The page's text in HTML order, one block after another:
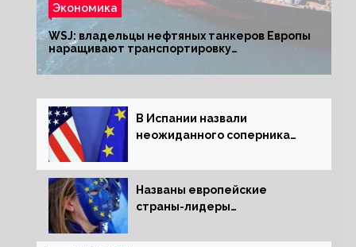
Экономика
WSJ: владельцы нефтяных танкеров Европы
наращивают транспортировку
из РФ до санкций
В Испании назвали
неожиданного соперника
Названы европейские
страны-лидеры
активов